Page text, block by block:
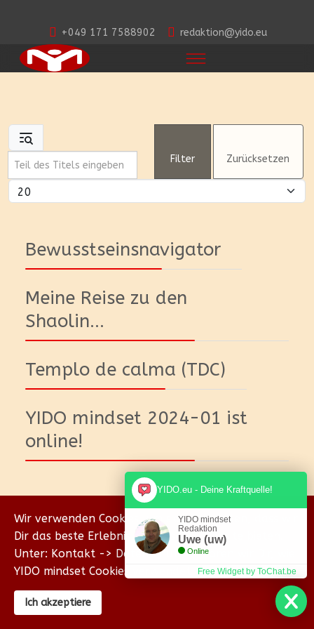
+049 171 7588902 redaktion@yido.eu
Teil des Titels eingeben
Filter Zurücksetzen
Anzeige #
Bewusstseinsnavigator
Meine Reise zu den
Shaolin...
Templo de calma (TDC)
YIDO mindset 2024-01 ist
online!
© {2018-2026} Homepage & Eigenverlag von Uwe
Wischhöfer Coachings - YIDO mind & body
Wir verwenden Cookies, um sicherzustellen, dass wir
Dir das beste Erlebnis auf unserer Website bieten.
Unter: Kontakt -> Datenschutz erklären wir Dir, wie
YIDO mindset Cookies verwendet.
Ich akzeptiere
YIDO.eu - Deine Kraftquelle!
YIDO mindset
Redaktion
Uwe (uw)
Online
Free Widget by ToChat.be